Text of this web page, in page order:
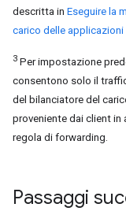
descritta in Eseguire la
carico delle
3 Per impostazione
consentono solo il
del bilanciatore del
proveniente dai client in
regola di forwarding.
Passaggi